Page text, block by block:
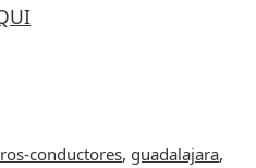
conductores, guadalajara,